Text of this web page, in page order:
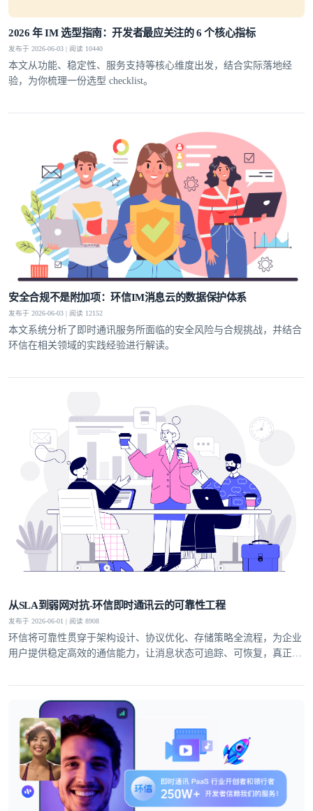
2026 年 IM 选型指南：开发者最应关注的 6 个核心指标
发布于 2026-06-03 | 阅读 10440
本文从功能、稳定性、服务支持等核心维度出发，结合实际落地经
验，为你梳理一份选型 checklist。
安全合规不是附加项：环信IM消息云的数据保护体系
发布于 2026-06-03 | 阅读 12152
本文系统分析了即时通讯服务所面临的安全风险与合规挑战，并结合
环信在相关领域的实践经验进行解读。
从SLA到弱网对抗-环信即时通讯云的可靠性工程
发布于 2026-06-01 | 阅读 8908
环信将可靠性贯穿于架构设计、协议优化、存储策略全流程，为企业
用户提供稳定高效的通信能力，让消息状态可追踪、可恢复，真正实